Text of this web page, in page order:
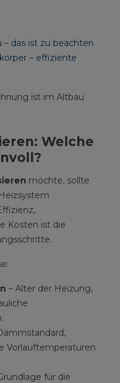
das ist zu beachten
– effiziente
ist im Altbau
Welche
möchte, sollte
Kosten ist die
– Alter der Heizung,
Vorlauftemperaturen
für die